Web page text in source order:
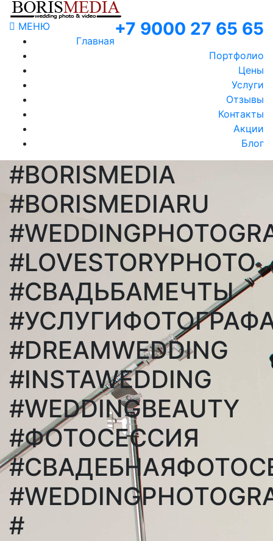
+7 9000 27 65 65
МЕНЮ
Главная
Портфолио
Цены
Услуги
Отзывы
Контакты
Акции
Блог
#BORISMEDIA
#BORISMEDIARU
#LOVESTORYPHOTO
#СВАДЬБАМЕЧТЫ
#DREAMWEDDING
#INSTAWEDDING
#WEDDINGBEAUTY
#ФОТОСЕССИЯ
#